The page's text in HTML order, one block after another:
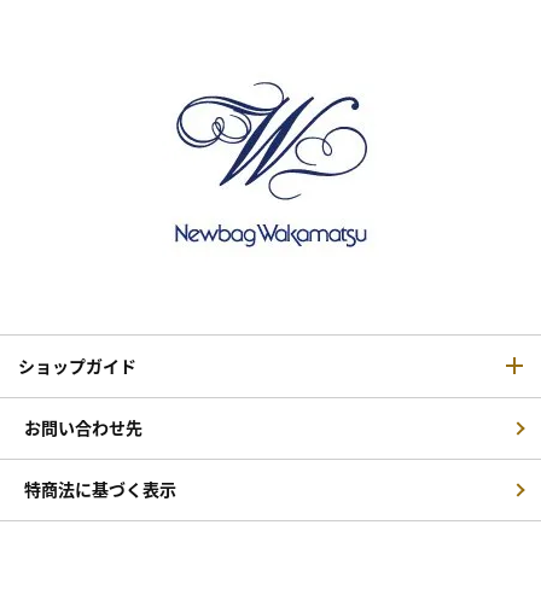
ショップガイド
お問い合わせ先
特商法に基づく表示